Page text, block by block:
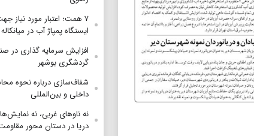
۷ همت؛ اعتبار مورد
ایستگاه پمپاژ آب در میانکاله
افزایش سرمایه گذاری در
گردشگری بوشهر
شفاف‌سازی درباره نحوه
داخلی و بین‌المللی
نه ناوهای غربی، نه
دریا در دستان محور